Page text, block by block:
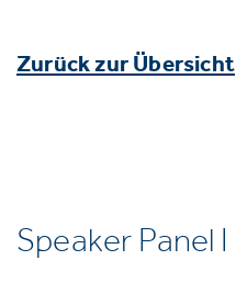
Zurück zur Übersicht
Speaker Panel I